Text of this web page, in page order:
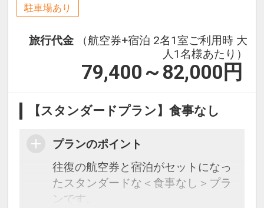
駐車場あり
旅行代金
（航空券+宿泊 2名1室ご利用時 大
人1名様あたり）
79,400～82,000 円
【スタンダードプラン】食事なし
プランのポイント
往復の航空券と宿泊がセットになっ
たスタンダードな＜食事なし＞プラ
ンです。